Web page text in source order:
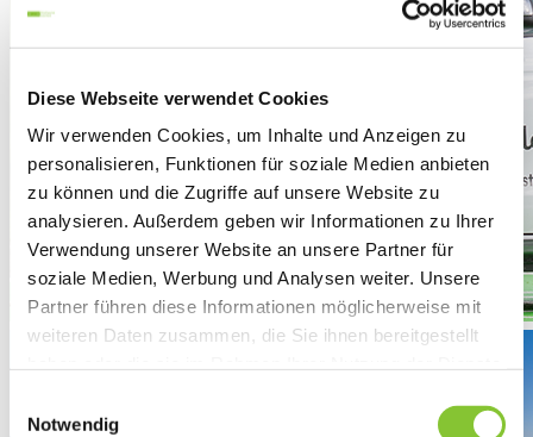
Diese Webseite verwendet Cookies
Wir verwenden Cookies, um Inhalte und Anzeigen zu
personalisieren, Funktionen für soziale Medien anbieten
zu können und die Zugriffe auf unsere Website zu
analysieren. Außerdem geben wir Informationen zu Ihrer
Verwendung unserer Website an unsere Partner für
soziale Medien, Werbung und Analysen weiter. Unsere
Partner führen diese Informationen möglicherweise mit
weiteren Daten zusammen, die Sie ihnen bereitgestellt
Notwendig
SaaleStrom Dynamic – Energie, die